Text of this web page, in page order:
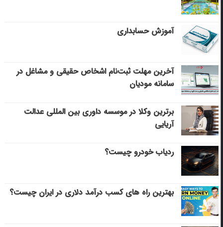
آموزش حسابداری
آخرین مهلت ثبت‌نام اشخاص حقیقی و مشاغل در
سامانه مودیان
برترین وکلا در موسسه داوری بین المللی عدالت
آریایی
ردیاب خودرو چیست؟
بهترین راه های کسب درآمد دلاری در ایران چیست؟